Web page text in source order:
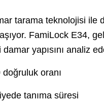
tarama teknolojisi ile
FamiLock E34,
damar yapısını analiz
oranı
tanıma süresi